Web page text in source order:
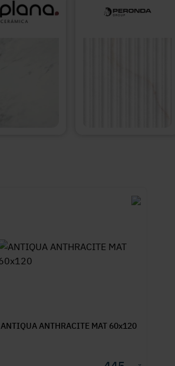
ANTIQUA ANTHRACITE MAT 60x120